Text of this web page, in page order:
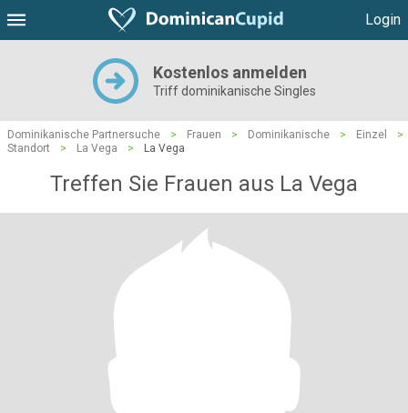
Login
Kostenlos anmelden
Triff dominikanische Singles
Dominikanische Partnersuche > Frauen > Dominikanische > Einzel
>
Standort
> La Vega > La Vega
Treffen Sie Frauen aus La Vega